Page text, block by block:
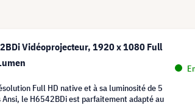
Vidéoprojecteur, 1920 x 1080 Full
Full HD native et à sa luminosité de 5
Ansi, le H6542BDi est parfaitement adapté au